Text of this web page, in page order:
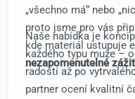
„všechno má“ nebo
proto jsme pro vás
kde materiál ustupuje
nezapomenutelné
Naše nabídka je
každého typu muže –
radostí až po
partner ocení kvalitní